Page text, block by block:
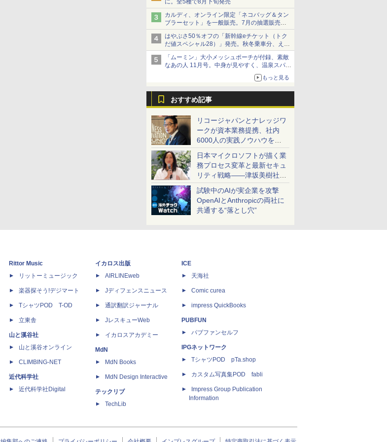
に。全5種で8月下旬発売
カルディ、オンライン限定「ネコバッグ＆タン
ブラーセット」を一般販売。7月の抽選販売の
当選無効分
はやぶさ50％オフの「新幹線eチケット（トク
だ値スペシャル28）」発売。秋冬乗車分、えき
ねっと限定
「ムーミン」大小メッシュポーチが付録、素敵
なあの人 11月号。中身が見やすく、温泉スパに
もっと見る
おすすめ記事
リコージャパンとナレッジワ
ークが資本業務提携、社内
6000人の実践ノウハウを生
かした「AI商談記録 for
RICOH」を展開へ
日本マイクロソフトが描く業
務プロセス変革と最新セキュ
リティ戦略――津坂美樹社長
が2027年度戦略を説明
試験中のAIが実企業を攻撃
OpenAIとAnthropicの両社に
共通する“落とし穴”
Rittor Music
リットーミュージック
楽器探そう!デジマート
TシャツPOD T-OD
立東舎
山と溪谷社
山と溪谷オンライン
CLIMBING-NET
近代科学社
近代科学社Digital
イカロス出版
AIRLINEweb
Jディフェンスニュース
通訳翻訳ジャーナル
JレスキューWeb
イカロスアカデミー
MdN
MdN Books
MdN Design Interactive
テックリブ
TechLib
ICE
天海社
Comic curea
impress QuickBooks
PUBFUN
パブファンセルフ
IPGネットワーク
TシャツPOD pTa.shop
カスタム写真集POD fabli
Impress Group Publication
Information